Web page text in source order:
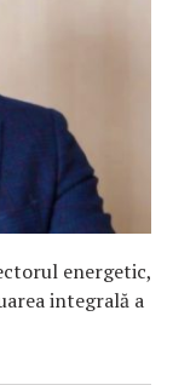
energetic,
integrală a